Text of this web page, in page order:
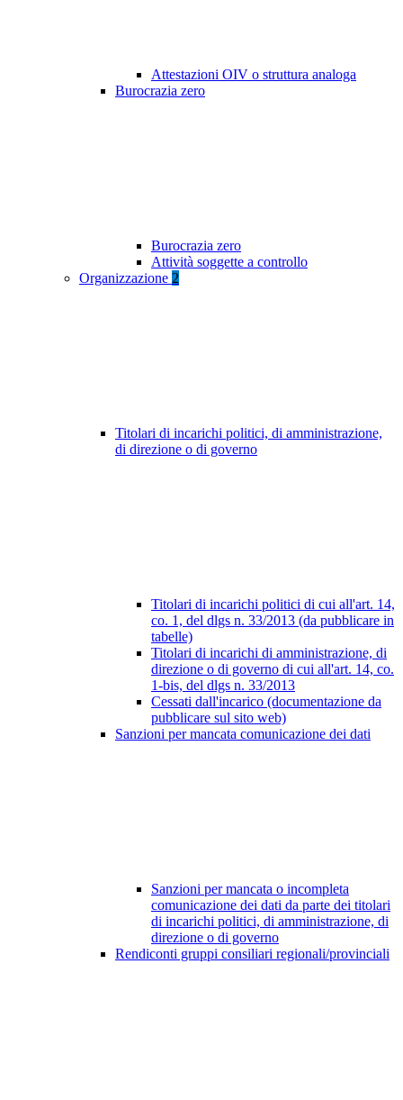
Attestazioni OIV o struttura analoga
Burocrazia zero
Burocrazia zero
Attività soggette a controllo
Organizzazione 2
Titolari di incarichi politici, di amministrazione,
di direzione o di governo
Titolari di incarichi politici di cui all'art. 14,
co. 1, del dlgs n. 33/2013 (da pubblicare in
tabelle)
Titolari di incarichi di amministrazione, di
direzione o di governo di cui all'art. 14, co.
1-bis, del dlgs n. 33/2013
Cessati dall'incarico (documentazione da
pubblicare sul sito web)
Sanzioni per mancata comunicazione dei dati
Sanzioni per mancata o incompleta
comunicazione dei dati da parte dei titolari
di incarichi politici, di amministrazione, di
direzione o di governo
Rendiconti gruppi consiliari regionali/provinciali